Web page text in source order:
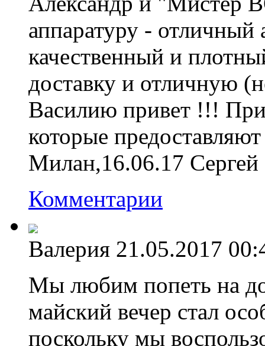
аппаратуру - отличный
качественный и
доставку и отличную
Василию привет !!!
которые
Милан,16.06.17
Комментарии
Валерия 21.05.2017
Мы любим попеть на
майский вечер стал
поскольку мы